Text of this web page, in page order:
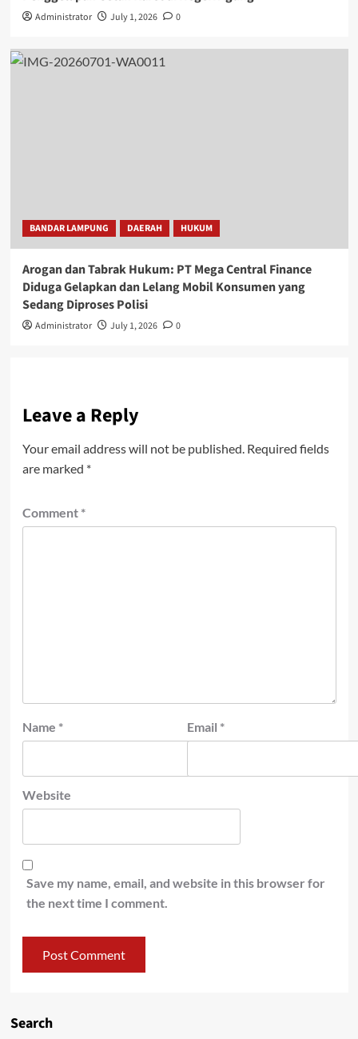
Administrator July 1, 2026 0
BANDAR LAMPUNG DAERAH HUKUM
Arogan dan Tabrak Hukum: PT Mega Central Finance
Diduga Gelapkan dan Lelang Mobil Konsumen yang
Sedang Diproses Polisi
Administrator July 1, 2026 0
Leave a Reply
Your email address will not be published. Required fields
are marked *
Comment *
Name * Email *
Website
Save my name, email, and website in this browser for
the next time I comment.
Search